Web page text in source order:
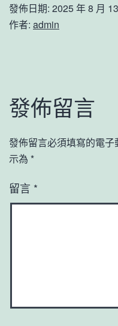
發佈日期: 2025 年 8 月
作者: admin
發佈留言
發佈留言必須填寫的電子
示為 *
留言 *